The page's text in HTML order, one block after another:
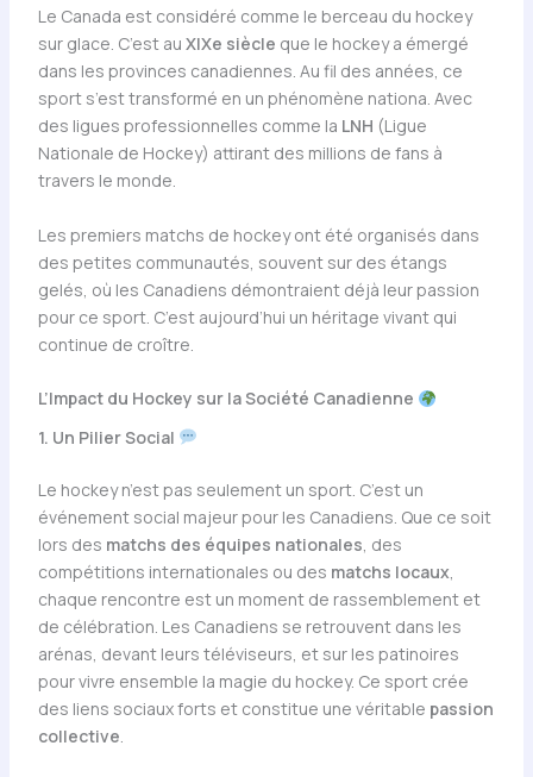
Le Canada est considéré comme le berceau du hockey
sur glace. C’est au XIXe siècle que le hockey a émergé
dans les provinces canadiennes. Au fil des années, ce
sport s’est transformé en un phénomène nationa. Avec
des ligues professionnelles comme la LNH (Ligue
Nationale de Hockey) attirant des millions de fans à
travers le monde.
Les premiers matchs de hockey ont été organisés dans
des petites communautés, souvent sur des étangs
gelés, où les Canadiens démontraient déjà leur passion
pour ce sport. C’est aujourd’hui un héritage vivant qui
continue de croître.
L’Impact du Hockey sur la Société Canadienne
1. Un Pilier Social
Le hockey n’est pas seulement un sport. C’est un
événement social majeur pour les Canadiens. Que ce soit
lors des matchs des équipes nationales, des
compétitions internationales ou des matchs locaux,
chaque rencontre est un moment de rassemblement et
de célébration. Les Canadiens se retrouvent dans les
arénas, devant leurs téléviseurs, et sur les patinoires
pour vivre ensemble la magie du hockey. Ce sport crée
des liens sociaux forts et constitue une véritable passion
collective.